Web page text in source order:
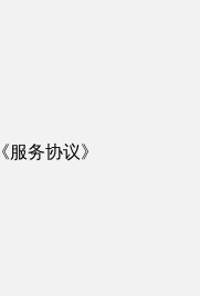
《服务协议》